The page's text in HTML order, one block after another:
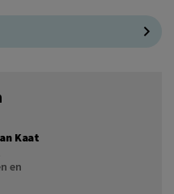
Kaat
en